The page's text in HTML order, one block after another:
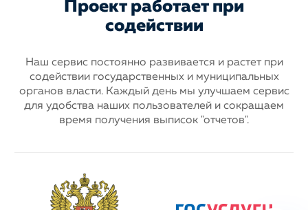
Проект работает при
содействии
Наш сервис постоянно развивается и растет при
содействии государственныхи муниципальных
органов власти. Каждый день мы улучшаем сервис
для удобства наших пользователей и сокращаем
время получения выписок "отчетов".